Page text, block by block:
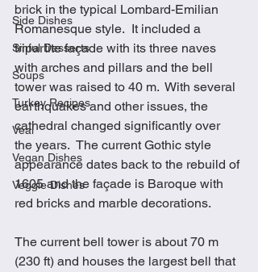
Side Dishes
Sinful Desserts
Soups
Turkey Recipes
Veal
Vegan Dishes
Veggie Dishes
brick in the typical Lombard-Emilian
Romanesque style.  It included a
tripartite façade with its three naves
with arches and pillars and the bell
tower was raised to 40 m.  With several
earthquakes and other issues, the
cathedral changed significantly over
the years.  The current Gothic style
appearance dates back to the rebuild of
1605 and the façade is Baroque with
red bricks and marble decorations.
The current bell tower is about 70 m
(230 ft) and houses the largest bell that